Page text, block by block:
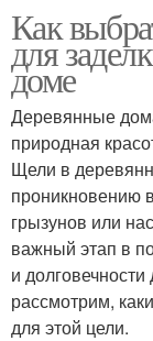
Как
для
доме
Деревянные
природная
Щели в
проникновению
грызунов или
важный этап в
и
рассмотрим,
для этой цели.